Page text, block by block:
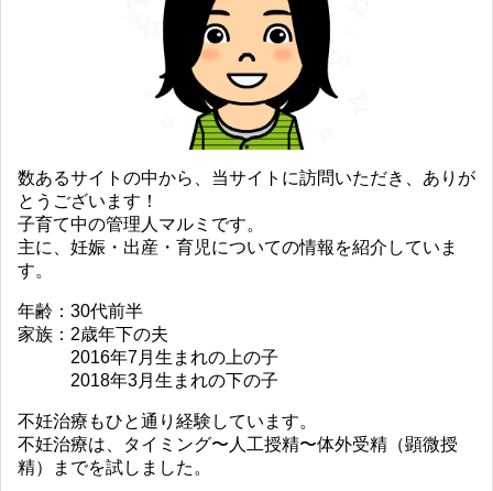
数あるサイトの中から、当サイトに訪問いただき、ありが
とうございます！
子育て中の管理人マルミです。
主に、妊娠・出産・育児についての情報を紹介していま
す。
年齢：30代前半
家族：2歳年下の夫
2016年7月生まれの上の子
2018年3月生まれの下の子
不妊治療もひと通り経験しています。
不妊治療は、タイミング〜人工授精〜体外受精（顕微授
精）までを試しました。